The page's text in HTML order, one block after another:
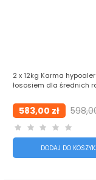
2 x 12kg Karma
łososiem dla średnich
583,00 zł
DODAJ DO